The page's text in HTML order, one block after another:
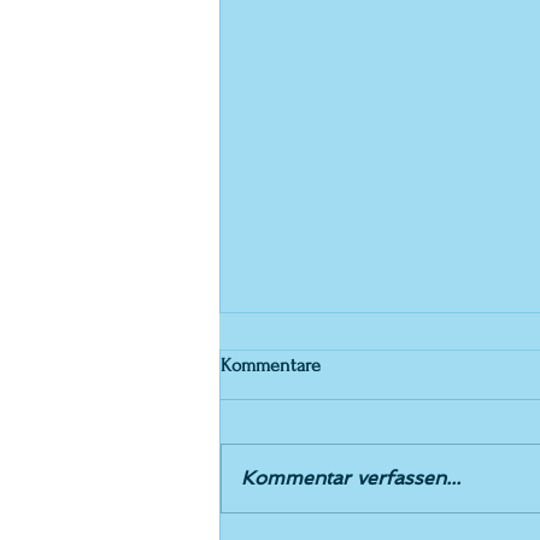
Einladung 5.5.26
Kommentare
Kommentar verfassen...